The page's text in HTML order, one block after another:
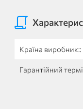
Країна виробник::
Гарантійний